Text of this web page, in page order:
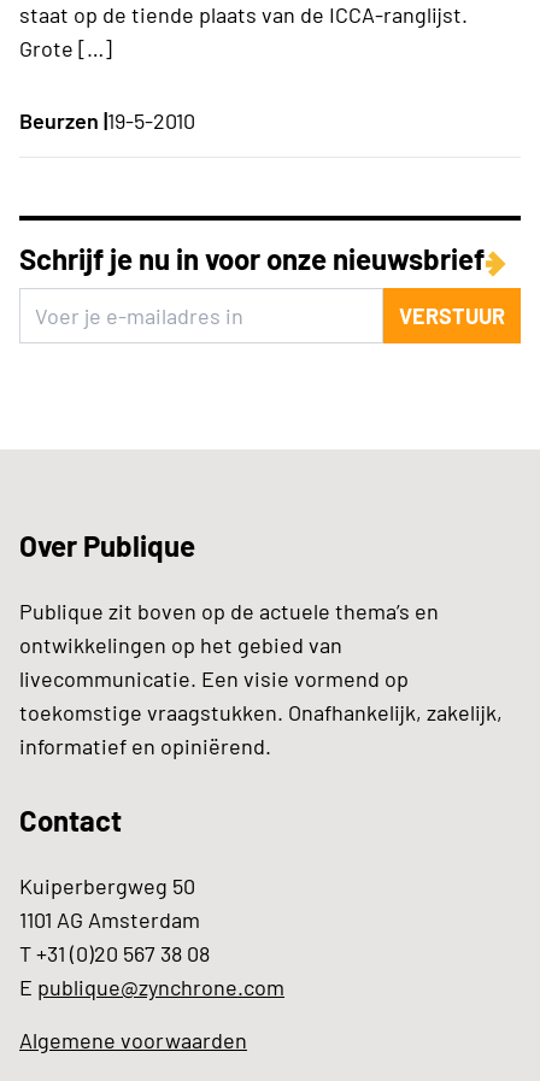
staat op de tiende plaats van de ICCA-ranglijst.
Grote […]
Beurzen |19-5-2010
Schrijf je nu in voor onze nieuwsbrief
VERSTUUR
Over Publique
Publique zit boven op de actuele thema’s en
ontwikkelingen op het gebied van
livecommunicatie. Een visie vormend op
toekomstige vraagstukken. Onafhankelijk, zakelijk,
informatief en opiniërend.
Contact
Kuiperbergweg 50
1101 AG Amsterdam
T +31 (0)20 567 38 08
E publique@zynchrone.com
Algemene voorwaarden